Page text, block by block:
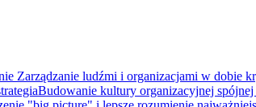
Zarządzanie ludźmi i organizacjami w dobie
Budowanie kultury organizacyjnej